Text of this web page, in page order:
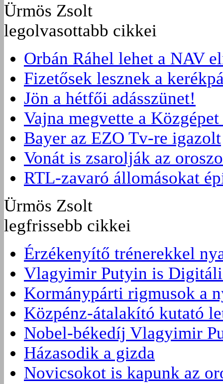
Ürmös Zsolt
legolvasottabb cikkei
Orbán Ráhel lehet a NAV
Fizetősek lesznek a
Jön a hétfői adásszünet!
Vajna megvette a
Bayer az EZO Tv-re igazolt
Vonát is zsarolják az
RTL-zavaró állomásokat
Ürmös Zsolt
legfrissebb cikkei
Érzékenyítő trénerekkel
Vlagyimir Putyin is
Kormánypárti rigmusok a
Közpénz-átalakító kutató
Nobel-békedíj Vlagyimir
Házasodik a gizda
Novicsokot is kapunk az